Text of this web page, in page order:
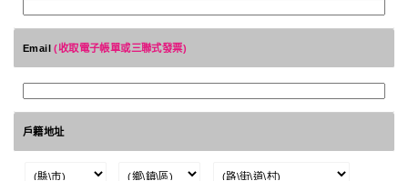
Email(收取電子帳單或三聯式發票)
戶籍地址